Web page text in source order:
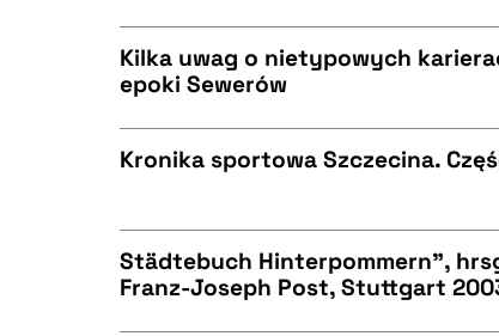
BIBTEX
BIBTEX
Kilka uwag o nietypowych
epoki Sewerów
Kronika sportowa Szczecina.
Städtebuch Hinterpommern",
Franz-Joseph Post, Stuttgart